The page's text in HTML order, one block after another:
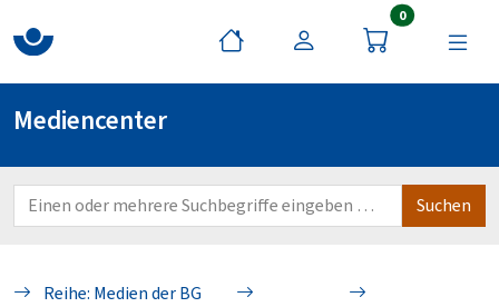
0Artikel im
Mediencenter
Reihe: Medien der BG